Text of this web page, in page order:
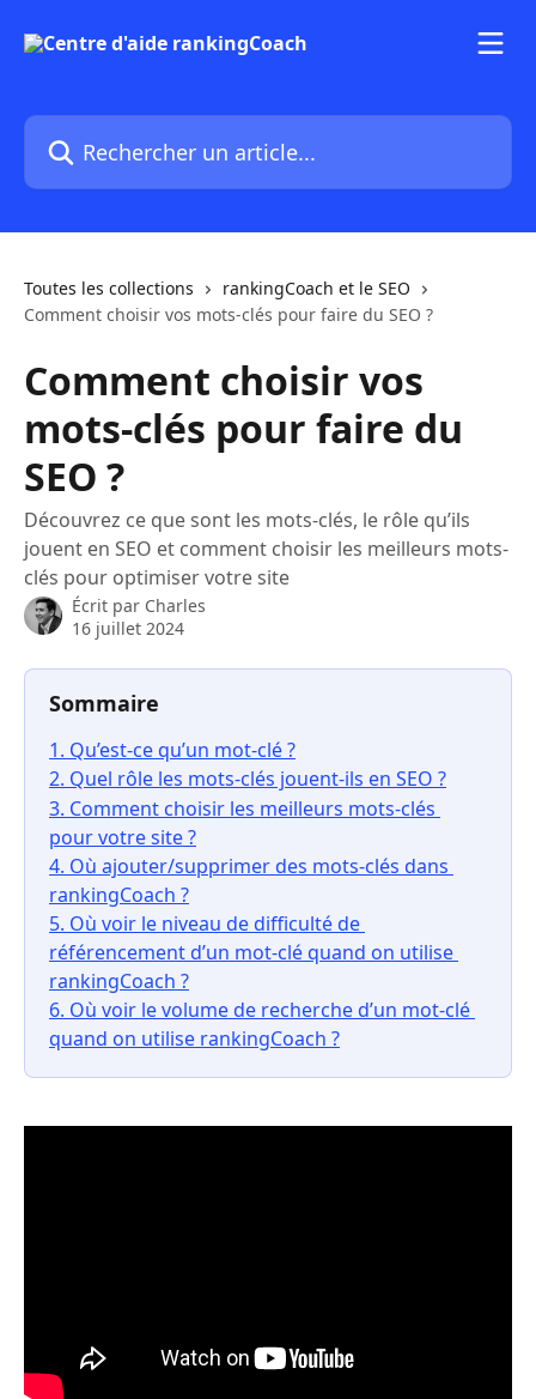
Rechercher un article...
Toutes les collections
rankingCoach et le SEO
Comment choisir vos mots-clés pour faire du SEO ?
Comment choisir vos
mots-clés pour faire du
SEO ?
Découvrez ce que sont les mots-clés, le rôle qu’ils
jouent en SEO et comment choisir les meilleurs mots-
clés pour optimiser votre site
Écrit par Charles
16 juillet 2024
Sommaire
1. Qu’est-ce qu’un mot-clé ?
2. Quel rôle les mots-clés jouent-ils en SEO ?
3. Comment choisir les meilleurs mots-clés
pour votre site ?
4. Où ajouter/supprimer des mots-clés dans
rankingCoach ?
5. Où voir le niveau de difficulté de
référencement d’un mot-clé quand on utilise
rankingCoach ?
6. Où voir le volume de recherche d’un mot-clé
quand on utilise rankingCoach ?